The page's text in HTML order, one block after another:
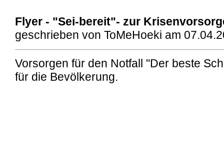
Flyer - "Sei-bereit"- zur
geschrieben von ToMeHoeki am
Vorsorgen für den Notfall "Der beste
für die Bevölkerung.